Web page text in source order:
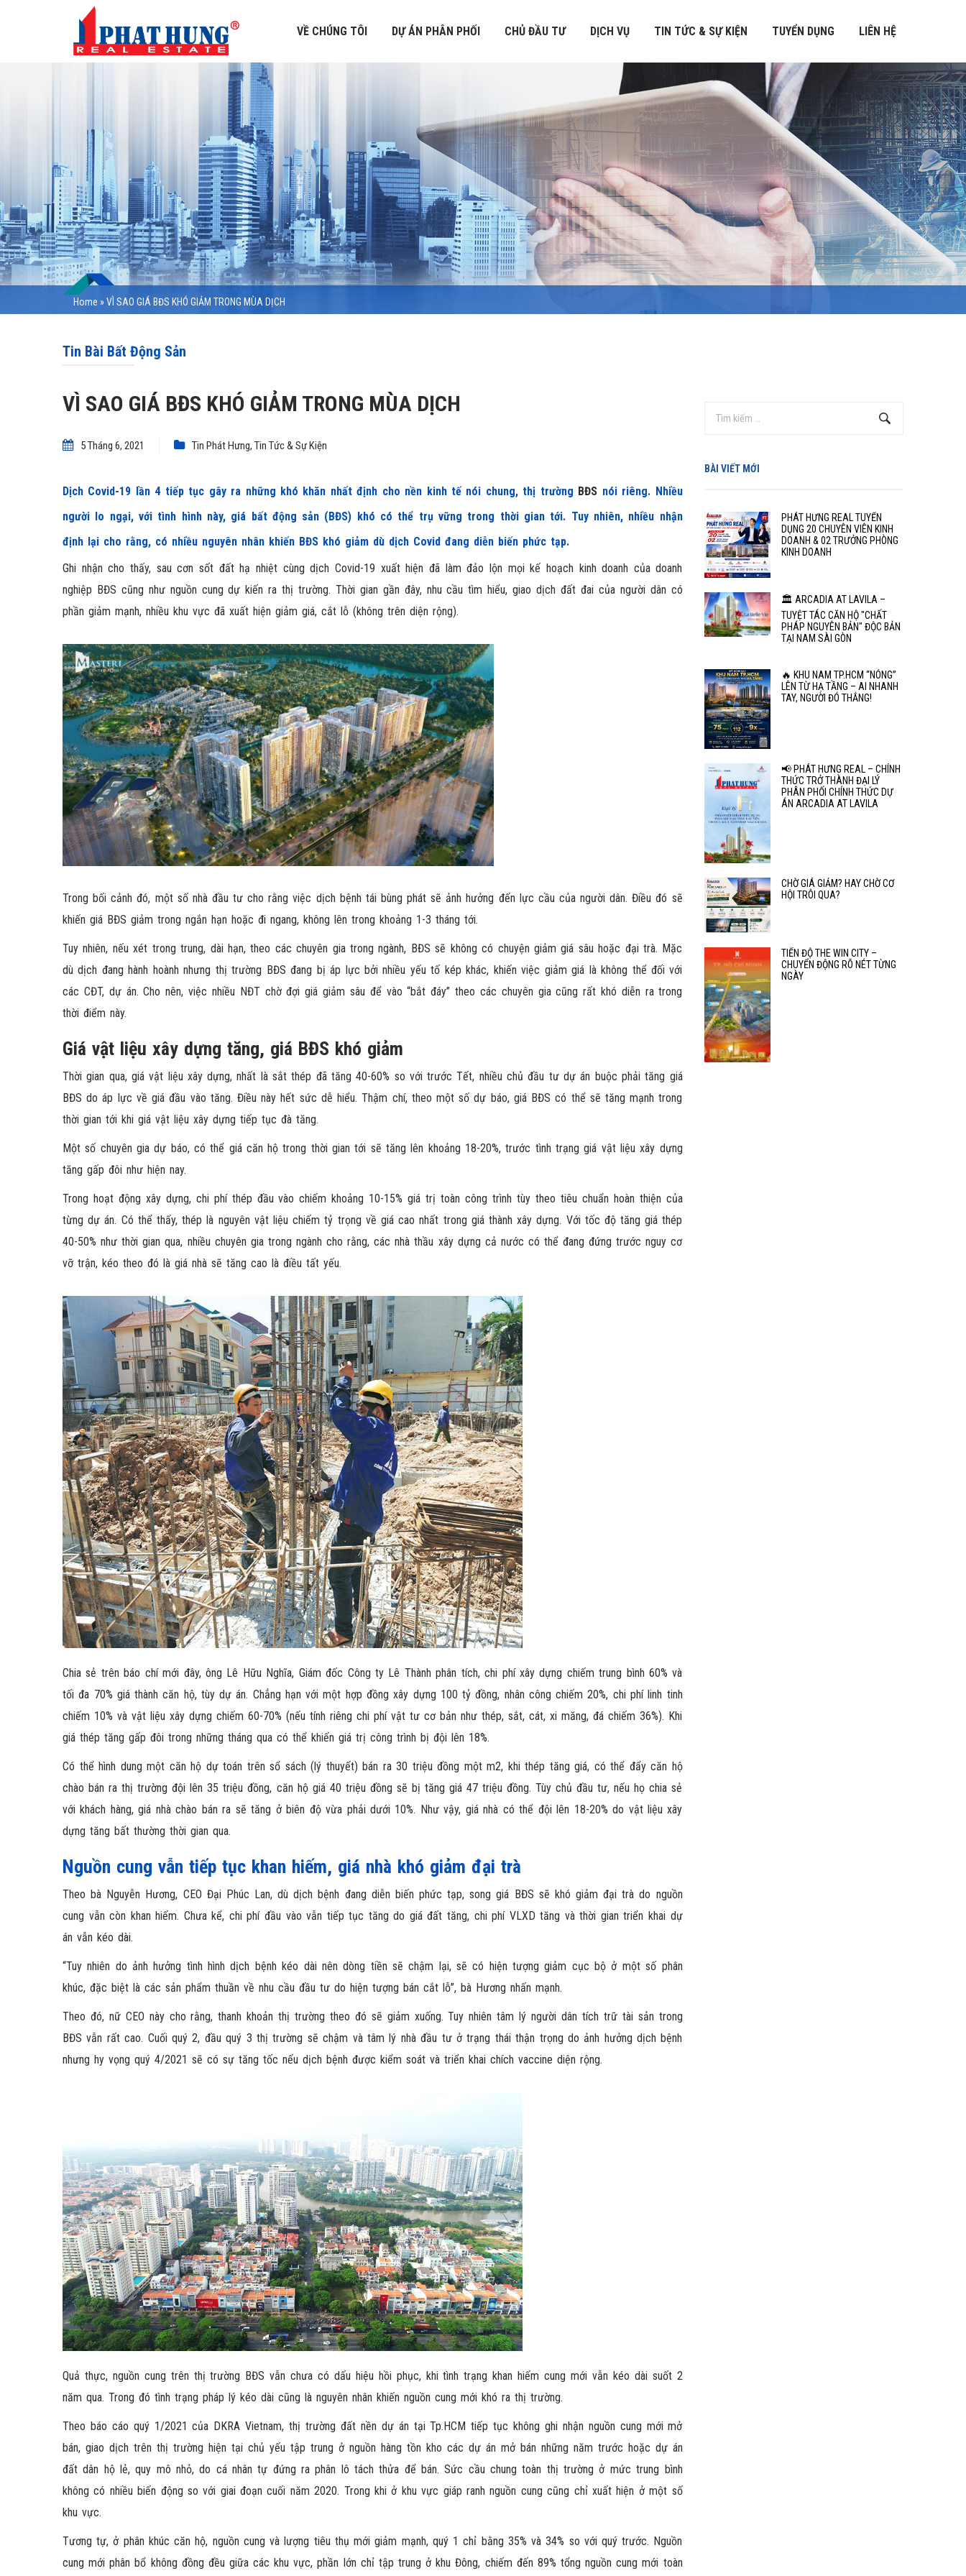
VỀ CHÚNG TÔI DỰ ÁN PHÂN PHỐI CHỦ ĐẦU TƯ DỊCH VỤ TIN TỨC & SỰ KIỆN TUYỂN DỤNG LIÊN HỆ
Home »VÌ SAO GIÁ BĐS KHÓ GIẢM TRONG MÙA DỊCH
Tin Bài Bất Động Sản
VÌ SAO GIÁ BĐS KHÓ GIẢM TRONG MÙA DỊCH
5 Tháng 6, 2021 Tin Phát Hưng, Tin Tức & Sự Kiện
Dịch Covid-19 lần 4 tiếp tục gây ra những khó khăn nhất định cho nền kinh tế nói chung, thị trường BĐS nói riêng. Nhiều
người lo ngại, với tình hình này, giá bất động sản (BĐS) khó có thể trụ vững trong thời gian tới. Tuy nhiên, nhiều nhận
định lại cho rằng, có nhiều nguyên nhân khiến BĐS khó giảm dù dịch Covid đang diễn biến phức tạp.
Ghi nhận cho thấy, sau cơn sốt đất hạ nhiệt cùng dịch Covid-19 xuất hiện đã làm đảo lộn mọi kế hoạch kinh doanh của doanh
nghiệp BĐS cũng như nguồn cung dự kiến ra thị trường. Thời gian gần đây, nhu cầu tìm hiểu, giao dịch đất đai của người dân có
phần giảm mạnh, nhiều khu vực đã xuất hiện giảm giá, cắt lỗ (không trên diện rộng).
Trong bối cảnh đó, một số nhà đầu tư cho rằng việc dịch bệnh tái bùng phát sẽ ảnh hưởng đến lực cầu của người dân. Điều đó sẽ
khiến giá BĐS giảm trong ngắn hạn hoặc đi ngang, không lên trong khoảng 1-3 tháng tới.
Tuy nhiên, nếu xét trong trung, dài hạn, theo các chuyên gia trong ngành, BĐS sẽ không có chuyện giảm giá sâu hoặc đại trà. Mặc
dù dịch đang hành hoành nhưng thị trường BĐS đang bị áp lực bởi nhiều yếu tố kép khác, khiến việc giảm giá là không thể đối với
các CĐT, dự án. Cho nên, việc nhiều NĐT chờ đợi giá giảm sâu để vào “bắt đáy” theo các chuyên gia cũng rất khó diễn ra trong
thời điểm này.
Giá vật liệu xây dựng tăng, giá BĐS khó giảm
Thời gian qua, giá vật liệu xây dựng, nhất là sắt thép đã tăng 40-60% so với trước Tết, nhiều chủ đầu tư dự án buộc phải tăng giá
BĐS do áp lực về giá đầu vào tăng. Điều này hết sức dễ hiểu. Thậm chí, theo một số dự báo, giá BĐS có thể sẽ tăng mạnh trong
thời gian tới khi giá vật liệu xây dựng tiếp tục đà tăng.
Một số chuyên gia dự báo, có thể giá căn hộ trong thời gian tới sẽ tăng lên khoảng 18-20%, trước tình trạng giá vật liệu xây dựng
tăng gấp đôi như hiện nay.
Trong hoạt động xây dựng, chi phí thép đầu vào chiếm khoảng 10-15% giá trị toàn công trình tùy theo tiêu chuẩn hoàn thiện của
từng dự án. Có thể thấy, thép là nguyên vật liệu chiếm tỷ trọng về giá cao nhất trong giá thành xây dựng. Với tốc độ tăng giá thép
40-50% như thời gian qua, nhiều chuyên gia trong ngành cho rằng, các nhà thầu xây dựng cả nước có thể đang đứng trước nguy cơ
vỡ trận, kéo theo đó là giá nhà sẽ tăng cao là điều tất yếu.
Chia sẻ trên báo chí mới đây, ông Lê Hữu Nghĩa, Giám đốc Công ty Lê Thành phân tích, chi phí xây dựng chiếm trung bình 60% và
tối đa 70% giá thành căn hộ, tùy dự án. Chẳng hạn với một hợp đồng xây dựng 100 tỷ đồng, nhân công chiếm 20%, chi phí linh tinh
chiếm 10% và vật liệu xây dựng chiếm 60-70% (nếu tính riêng chi phí vật tư cơ bản như thép, sắt, cát, xi măng, đá chiếm 36%). Khi
giá thép tăng gấp đôi trong những tháng qua có thể khiến giá trị công trình bị đội lên 18%.
Có thể hình dung một căn hộ dự toán trên sổ sách (lý thuyết) bán ra 30 triệu đồng một m2, khi thép tăng giá, có thể đẩy căn hộ
chào bán ra thị trường đội lên 35 triệu đồng, căn hộ giá 40 triệu đồng sẽ bị tăng giá 47 triệu đồng. Tùy chủ đầu tư, nếu họ chia sẻ
với khách hàng, giá nhà chào bán ra sẽ tăng ở biên độ vừa phải dưới 10%. Như vậy, giá nhà có thể đội lên 18-20% do vật liệu xây
dựng tăng bất thường thời gian qua.
Nguồn cung vẫn tiếp tục khan hiếm, giá nhà khó giảm đại trà
Theo bà Nguyễn Hương, CEO Đại Phúc Lan, dù dịch bệnh đang diễn biến phức tạp,song giá BĐS sẽ khó giảm đại trà do nguồn
cung vẫn còn khan hiếm. Chưa kể, chi phí đầu vào vẫn tiếp tục tăng do giá đất tăng, chi phí VLXD tăng và thời gian triển khai dự
án vẫn kéo dài.
“Tuy nhiên do ảnh hưởng tình hình dịch bệnh kéo dài nên dòng tiền sẽ chậm lại, sẽ có hiện tượng giảm cục bộ ở một số phân
khúc, đặc biệt là các sản phẩm thuần về nhu cầu đầu tư do hiện tượng bán cắt lỗ”, bà Hương nhấn mạnh.
Theo đó, nữ CEO này cho rằng, thanh khoản thị trường theo đó sẽ giảm xuống. Tuy nhiên tâm lý người dân tích trữ tài sản trong
BĐS vẫn rất cao. Cuối quý 2, đầu quý 3 thị trường sẽ chậm và tâm lý nhà đầu tư ở trạng thái thận trọng do ảnh hưởng dịch bệnh
nhưng hy vọng quý 4/2021 sẽ có sự tăng tốc nếu dịch bệnh được kiểm soát và triển khai chích vaccine diện rộng.
Quả thực, nguồn cung trên thị trường BĐS vẫn chưa có dấu hiệu hồi phục, khi tình trạng khan hiếm cung mới vẫn kéo dài suốt 2
năm qua. Trong đó tình trạng pháp lý kéo dài cũng là nguyên nhân khiến nguồn cung mới khó ra thị trường.
Theo báo cáo quý 1/2021 của DKRA Vietnam, thị trường đất nền dự án tại Tp.HCM tiếp tục không ghi nhận nguồn cung mới mở
bán, giao dịch trên thị trường hiện tại chủ yếu tập trung ở nguồn hàng tồn kho các dự án mở bán những năm trước hoặc dự án
đất dân hộ lẻ, quy mô nhỏ, do cá nhân tự đứng ra phân lô tách thửa để bán. Sức cầu chung toàn thị trường ở mức trung bình
không có nhiều biến động so với giai đoạn cuối năm 2020. Trong khi ở khu vực giáp ranh nguồn cung cũng chỉ xuất hiện ở một số
khu vực.
Tương tự, ở phân khúc căn hộ, nguồn cung và lượng tiêu thụ mới giảm mạnh, quý 1 chỉ bằng 35% và 34% so với quý trước. Nguồn
cung mới phân bổ không đồng đều giữa các khu vực, phần lớn chỉ tập trung ở khu Đông, chiếm đến 89% tổng nguồn cung mới toàn
BÀI VIẾT MỚI
PHÁT HƯNG REAL TUYỂN
DỤNG 20 CHUYÊN VIÊN KINH
DOANH & 02 TRƯỞNG PHÒNG
KINH DOANH
🏛️ ARCADIA AT LAVILA –
TUYỆT TÁC CĂN HỘ "CHẤT
PHÁP NGUYÊN BẢN" ĐỘC BẢN
TẠI NAM SÀI GÒN
🔥 KHU NAM TP.HCM “NÓNG”
LÊN TỪ HẠ TẦNG – AI NHANH
TAY, NGƯỜI ĐÓ THẮNG!
📢 PHÁT HƯNG REAL – CHÍNH
THỨC TRỞ THÀNH ĐẠI LÝ
PHÂN PHỐI CHÍNH THỨC DỰ
ÁN ARCADIA AT LAVILA
CHỜ GIÁ GIẢM? HAY CHỜ CƠ
HỘI TRÔI QUA?
TIẾN ĐỘ THE WIN CITY –
CHUYỂN ĐỘNG RÕ NÉT TỪNG
NGÀY